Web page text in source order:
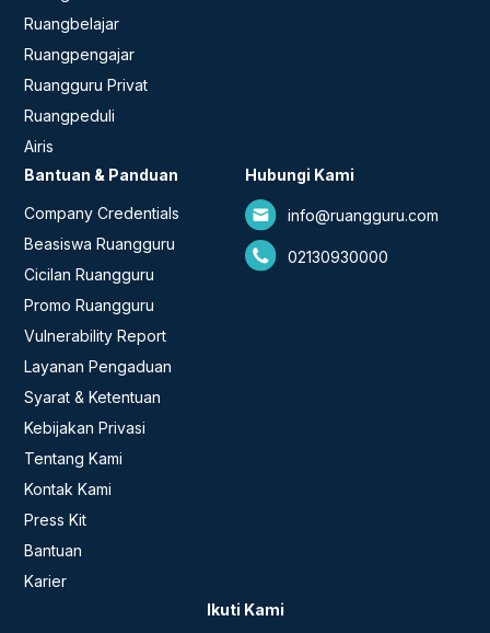
Ruangbelajar
Ruangpengajar
Ruangguru Privat
Ruangpeduli
Airis
Bantuan & Panduan
Company Credentials
Beasiswa Ruangguru
Cicilan Ruangguru
Promo Ruangguru
Vulnerability Report
Layanan Pengaduan
Syarat & Ketentuan
Kebijakan Privasi
Tentang Kami
Kontak Kami
Press Kit
Bantuan
Karier
Hubungi Kami
info@ruangguru.com
02130930000
Ikuti Kami